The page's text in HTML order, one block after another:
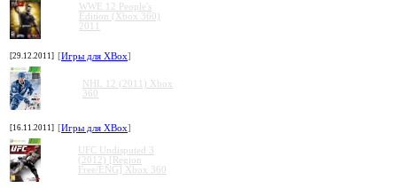
WWE 12 People's
Edition (Xbox 360)
2011
[29.12.2011] [Игры для XBox]
NHL 12 (2011) Xbox
360
[16.11.2011] [Игры для XBox]
UFC Undisputed 3
(2012) [Region
Free/ENG] Xbox 360